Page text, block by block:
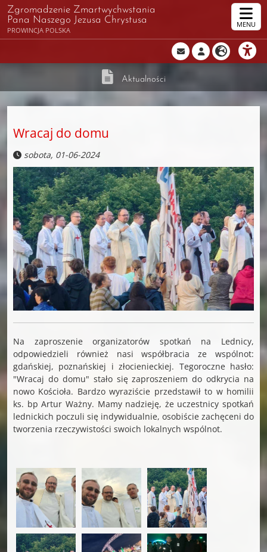
Zgromadzenie Zmartwychwstania
Pana Naszego Jezusa Chrystusa
PROWINCJA POLSKA
MENU
Aktualności
Wracaj do domu
sobota, 01-06-2024
Na zaproszenie organizatorów spotkań na Lednicy,
odpowiedzieli również nasi współbracia ze wspólnot:
gdańskiej, poznańskiej i złocienieckiej. Tegoroczne hasło:
"Wracaj do domu" stało się zaproszeniem do odkrycia na
nowo Kościoła. Bardzo wyraziście przedstawił to w homilii
ks. bp Artur Ważny. Mamy nadzieję, że uczestnicy spotkań
lednickich poczuli się indywidualnie, osobiście zachęceni do
tworzenia rzeczywistości swoich lokalnych wspólnot.